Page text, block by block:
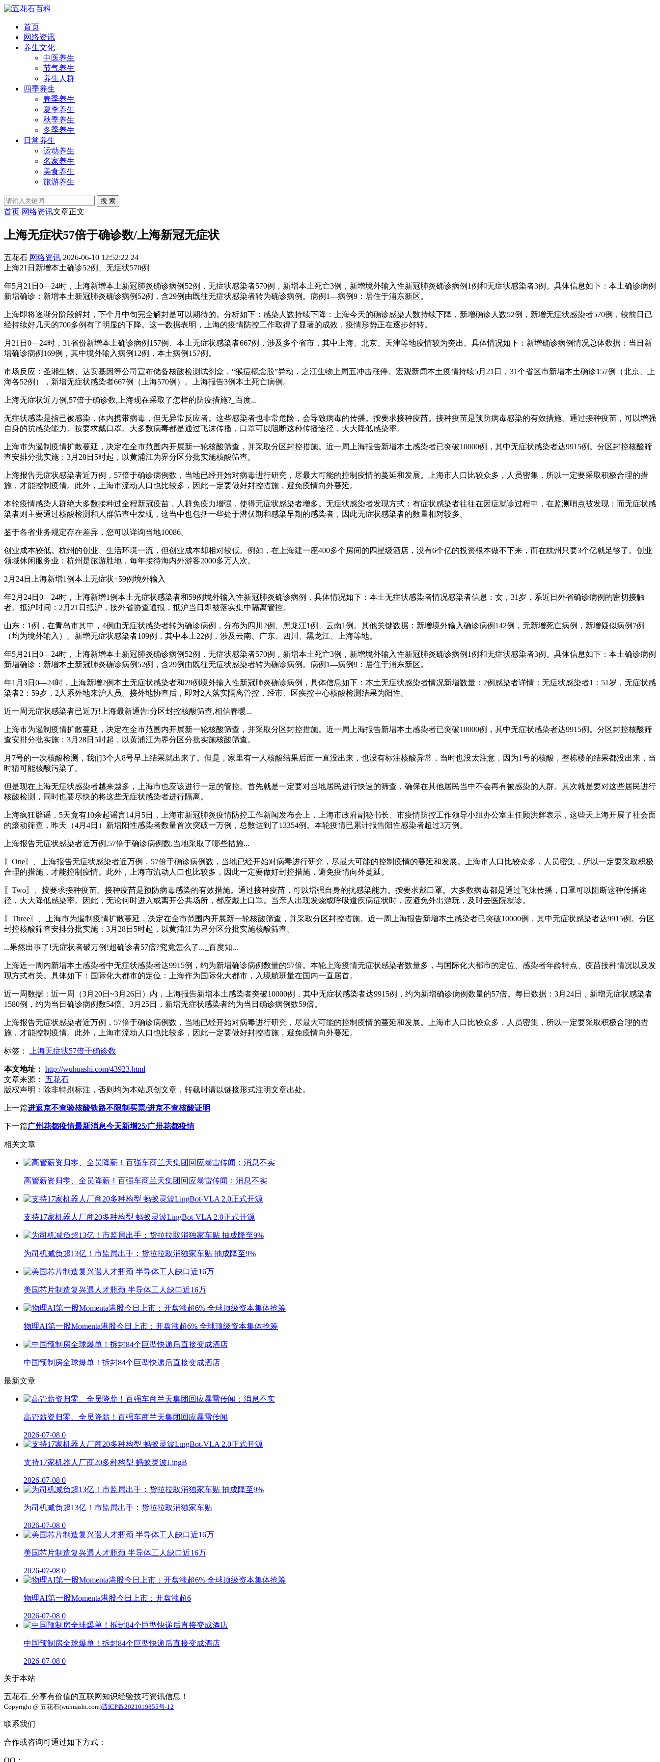
首页
网络资讯
养生文化
中医养生
节气养生
养生人群
四季养生
春季养生
夏季养生
秋季养生
冬季养生
日常养生
运动养生
名家养生
美食养生
旅游养生
搜 索
首页 网络资讯文章正文
上海无症状57倍于确诊数/上海新冠无症状
五花石 网络资讯 2026-06-10 12:52:22 24
上海21日新增本土确诊52例、无症状570例
年5月21日0—24时，上海新增本土新冠肺炎确诊病例52例，无症状感染者570例，新增本土死亡3例，新增境外输入性新冠肺炎确诊病例1例和无症状感染者3例。具体信息如下：本土确诊病例
新增确诊：新增本土新冠肺炎确诊病例52例，含29例由既往无症状感染者转为确诊病例。病例1—病例9：居住于浦东新区。
上海即将逐渐分阶段解封，下个月中旬完全解封是可以期待的。分析如下：感染人数持续下降：上海今天的确诊感染人数持续下降，新增确诊人数52例，新增无症状感染者570例，较前日已
经持续好几天的700多例有了明显的下降。这一数据表明，上海的疫情防控工作取得了显著的成效，疫情形势正在逐步好转。
月21日0—24时，31省份新增本土确诊病例157例、本土无症状感染者667例，涉及多个省市，其中上海、北京、天津等地疫情较为突出。具体情况如下：新增确诊病例情况总体数据：当日新
增确诊病例169例，其中境外输入病例12例，本土病例157例。
市场反应：圣湘生物、达安基因等公司宣布储备核酸检测试剂盒，“猴痘概念股”异动，之江生物上周五冲击涨停。宏观新闻本土疫情持续5月21日，31个省区市新增本土确诊157例（北京、上
海各52例），新增无症状感染者667例（上海570例）。上海报告3例本土死亡病例。
上海无症状近万例,57倍于确诊数,上海现在采取了怎样的防疫措施?_百度...
无症状感染是指已被感染，体内携带病毒，但无异常反应者。这些感染者也非常危险，会导致病毒的传播。按要求接种疫苗。接种疫苗是预防病毒感染的有效措施。通过接种疫苗，可以增强
自身的抗感染能力。按要求戴口罩。大多数病毒都是通过飞沫传播，口罩可以阻断这种传播途径，大大降低感染率。
上海市为遏制疫情扩散蔓延，决定在全市范围内开展新一轮核酸筛查，并采取分区封控措施。近一周上海报告新增本土感染者已突破10000例，其中无症状感染者达9915例。分区封控核酸筛
查安排分批实施：3月28日5时起，以黄浦江为界分区分批实施核酸筛查。
上海报告无症状感染者近万例，57倍于确诊病例数，当地已经开始对病毒进行研究，尽最大可能的控制疫情的蔓延和发展。上海市人口比较众多，人员密集，所以一定要采取积极合理的措
施，才能控制疫情。此外，上海市流动人口也比较多，因此一定要做好封控措施，避免疫情向外蔓延。
本轮疫情感染人群绝大多数接种过全程新冠疫苗，人群免疫力增强，使得无症状感染者增多。无症状感染者发现方式：有症状感染者往往在因症就诊过程中，在监测哨点被发现；而无症状感
染者则主要通过核酸检测和人群筛查中发现，这当中也包括一些处于潜伏期和感染早期的感染者，因此无症状感染者的数量相对较多。
鉴于各省业务规定存在差异，您可以详询当地10086。
创业成本较低。杭州的创业、生活环境一流，但创业成本却相对较低。例如，在上海建一座400多个房间的四星级酒店，没有6个亿的投资根本做不下来，而在杭州只要3个亿就足够了。创业
领域休闲服务业：杭州是旅游胜地，每年接待海内外游客2000多万人次。
2月24日上海新增1例本土无症状+59例境外输入
年2月24日0—24时，上海新增1例本土无症状感染者和59例境外输入性新冠肺炎确诊病例，具体情况如下：本土无症状感染者情况感染者信息：女，31岁，系近日外省确诊病例的密切接触
者。抵沪时间：2月21日抵沪，接外省协查通报，抵沪当日即被落实集中隔离管控。
山东：1例，在青岛市其中，4例由无症状感染者转为确诊病例，分布为四川2例、黑龙江1例、云南1例。其他关键数据：新增境外输入确诊病例142例，无新增死亡病例，新增疑似病例7例
（均为境外输入）。新增无症状感染者109例，其中本土22例，涉及云南、广东、四川、黑龙江、上海等地。
年5月21日0—24时，上海新增本土新冠肺炎确诊病例52例，无症状感染者570例，新增本土死亡3例，新增境外输入性新冠肺炎确诊病例1例和无症状感染者3例。具体信息如下：本土确诊病例
新增确诊：新增本土新冠肺炎确诊病例52例，含29例由既往无症状感染者转为确诊病例。病例1—病例9：居住于浦东新区。
年1月3日0—24时，上海新增2例本土无症状感染者和29例境外输入性新冠肺炎确诊病例，具体信息如下：本土无症状感染者情况新增数量：2例感染者详情：无症状感染者1：51岁，无症状感
染者2：59岁，2人系外地来沪人员。接外地协查后，即对2人落实隔离管控，经市、区疾控中心核酸检测结果为阳性。
近一周无症状感染者已近万!上海最新通告:分区封控核酸筛查,相信春暖...
上海市为遏制疫情扩散蔓延，决定在全市范围内开展新一轮核酸筛查，并采取分区封控措施。近一周上海报告新增本土感染者已突破10000例，其中无症状感染者达9915例。分区封控核酸筛
查安排分批实施：3月28日5时起，以黄浦江为界分区分批实施核酸筛查。
月7号的一次核酸检测，我们3个人8号早上结果就出来了。但是，家里有一人核酸结果后面一直没出来，也没有标注核酸异常，当时也没太注意，因为1号的核酸，整栋楼的结果都没出来，当
时猜可能核酸污染了。
但是现在上海无症状感染者越来越多，上海市也应该进行一定的管控。首先就是一定要对当地居民进行快速的筛查，确保在其他居民当中不会再有被感染的人群。其次就是要对这些居民进行
核酸检测，同时也要尽快的将这些无症状感染者进行隔离。
上海疯狂辟谣，5天竟有10余起谣言14月5日，上海市新冠肺炎疫情防控工作新闻发布会上，上海市政府副秘书长、市疫情防控工作领导小组办公室主任顾洪辉表示，这些天上海开展了社会面
的滚动筛查，昨天（4月4日）新增阳性感染者数量首次突破一万例，总数达到了13354例。本轮疫情已累计报告阳性感染者超过3万例。
上海报告无症状感染者近万例,57倍于确诊病例数,当地采取了哪些措施...
〖One〗、上海报告无症状感染者近万例，57倍于确诊病例数，当地已经开始对病毒进行研究，尽最大可能的控制疫情的蔓延和发展。上海市人口比较众多，人员密集，所以一定要采取积极
合理的措施，才能控制疫情。此外，上海市流动人口也比较多，因此一定要做好封控措施，避免疫情向外蔓延。
〖Two〗、按要求接种疫苗。接种疫苗是预防病毒感染的有效措施。通过接种疫苗，可以增强自身的抗感染能力。按要求戴口罩。大多数病毒都是通过飞沫传播，口罩可以阻断这种传播途
径，大大降低感染率。因此，无论何时进入或离开公共场所，都应戴上口罩。当亲人出现发烧或呼吸道疾病症状时，应避免外出游玩，及时去医院就诊。
〖Three〗、上海市为遏制疫情扩散蔓延，决定在全市范围内开展新一轮核酸筛查，并采取分区封控措施。近一周上海报告新增本土感染者已突破10000例，其中无症状感染者达9915例。分区
封控核酸筛查安排分批实施：3月28日5时起，以黄浦江为界分区分批实施核酸筛查。
...果然出事了!无症状者破万例!超确诊者57倍?究竟怎么了..._百度知...
上海近一周内新增本土感染者中无症状感染者达9915例，约为新增确诊病例数量的57倍。本轮上海疫情无症状感染者数量多，与国际化大都市的定位、感染者年龄特点、疫苗接种情况以及发
现方式有关。具体如下：国际化大都市的定位：上海作为国际化大都市，入境航班量在国内一直居首。
近一周数据：近一周（3月20日~3月26日）内，上海报告新增本土感染者突破10000例，其中无症状感染者达9915例，约为新增确诊病例数量的57倍。每日数据：3月24日，新增无症状感染者
1580例，约为当日确诊病例数54倍。3月25日，新增无症状感染者约为当日确诊病例数59倍。
上海报告无症状感染者近万例，57倍于确诊病例数，当地已经开始对病毒进行研究，尽最大可能的控制疫情的蔓延和发展。上海市人口比较众多，人员密集，所以一定要采取积极合理的措
施，才能控制疫情。此外，上海市流动人口也比较多，因此一定要做好封控措施，避免疫情向外蔓延。
标签： 上海无症状57倍于确诊数
本文地址： http://wuhuashi.com/43923.html
文章来源：
五花石
版权声明： 除非特别标注，否则均为本站原创文章，转载时请以链接形式注明文章出处。
上一篇进返京不查验核酸铁路不限制买票/进京不查核酸证明
下一篇广州花都疫情最新消息今天新增25/广卅花都疫情
相关文章
高管薪资归零、全员降薪！百强车商兰天集团回应暴雷传闻：消息不实
支持17家机器人厂商20多种构型 蚂蚁灵波LingBot-VLA 2.0正式开源
为司机减负超13亿！市监局出手：货拉拉取消独家车贴 抽成降至9%
美国芯片制造复兴遇人才瓶颈 半导体工人缺口近16万
物理AI第一股Momenta港股今日上市：开盘涨超6% 全球顶级资本集体抢筹
中国预制房全球爆单！拆封84个巨型快递后直接变成酒店
最新文章
高管薪资归零、全员降薪！百强车商兰天集团回应暴雷传闻
2026-07-08 0
支持17家机器人厂商20多种构型 蚂蚁灵波LingB
2026-07-08 0
为司机减负超13亿！市监局出手：货拉拉取消独家车贴
2026-07-08 0
美国芯片制造复兴遇人才瓶颈 半导体工人缺口近16万
2026-07-08 0
物理AI第一股Momenta港股今日上市：开盘涨超6
2026-07-08 0
中国预制房全球爆单！拆封84个巨型快递后直接变成酒店
2026-07-08 0
关于本站
五花石_分享有价值的互联网知识经验技巧资讯信息！
Copyright @ 五花石(wuhuashi.com)晋ICP备2021019855号-12
联系我们
合作或咨询可通过如下方式：
QQ：